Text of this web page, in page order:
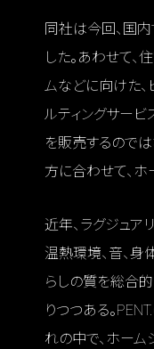
同社は今回、国
した。あわせて、
ムなどに向けた、
ルティングサービ
を販売するので
方に合わせて、ホ
近年、ラグジュア
温熱環境、音、身
らしの質を総合
りつつある。
れの中で、ホー